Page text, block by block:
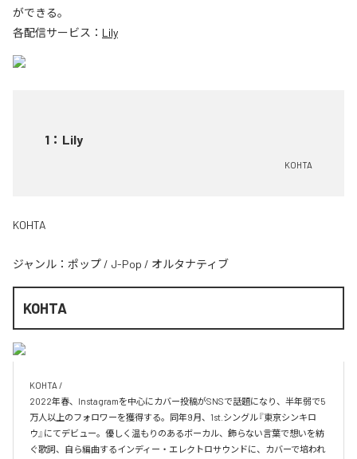
ができる。
各配信サービス： Lily
1 ： Lily
KOHTA
KOHTA
ジャンル： ポップ / J-Pop / オルタナティブ
KOHTA
KOHTA /
2022年春、Instagramを中心にカバー投稿がSNSで話題になり、半年弱で5
万人以上のフォロワーを獲得する。同年9月、1st.シングル『東京シンキロ
ウ』にてデビュー。優しく温もりのあるボーカル、飾らない言葉で想いを紡
ぐ歌詞、自ら編曲するインディー・エレクトロサウンドに、カバーで培われ